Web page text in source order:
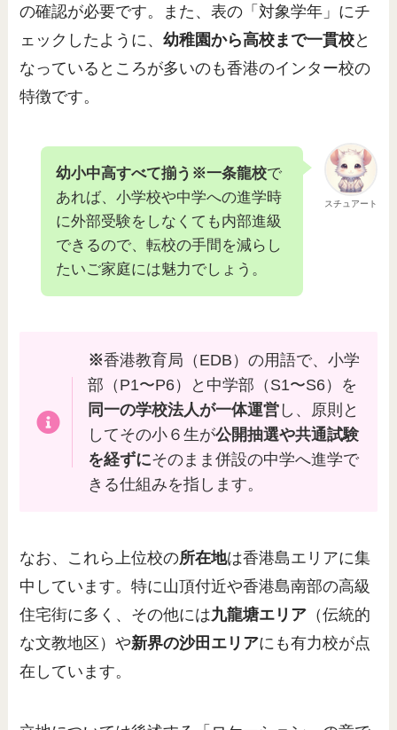
の確認が必要です。また、表の「対象学年」にチ
ェックしたように、幼稚園から高校まで一貫校と
なっているところが多いのも香港のインター校の
特徴です。
スチュアート
幼小中高すべて揃う※一条龍校で
あれば、小学校や中学への進学時
に外部受験をしなくても内部進級
できるので、転校の手間を減らし
たいご家庭には魅力でしょう。
※香港教育局（EDB）の用語で、小学
部（P1〜P6）と中学部（S1〜S6）を
同一の学校法人が一体運営し、原則と
してその小６生が公開抽選や共通試験
を経ずにそのまま併設の中学へ進学で
きる仕組みを指します。
なお、これら上位校の所在地は香港島エリアに集
中しています。特に山頂付近や香港島南部の高級
住宅街に多く、その他には九龍塘エリア （伝統的
な文教地区）や新界の沙田エリアにも有力校が点
在しています。